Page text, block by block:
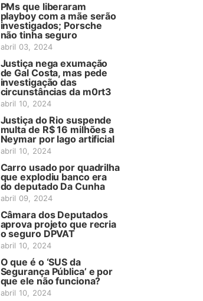
PMs que liberaram
playboy com a mãe serão
investigados; Porsche
não tinha seguro
abril 03, 2024
Justiça nega exumação
de Gal Costa, mas pede
investigação das
circunstâncias da m0rt3
abril 10, 2024
Justiça do Rio suspende
multa de R$ 16 milhões a
Neymar por lago artificial
abril 10, 2024
Carro usado por quadrilha
que explodiu banco era
do deputado Da Cunha
abril 09, 2024
Câmara dos Deputados
aprova projeto que recria
o seguro DPVAT
abril 10, 2024
O que é o ‘SUS da
Segurança Pública’ e por
que ele não funciona?
abril 10, 2024